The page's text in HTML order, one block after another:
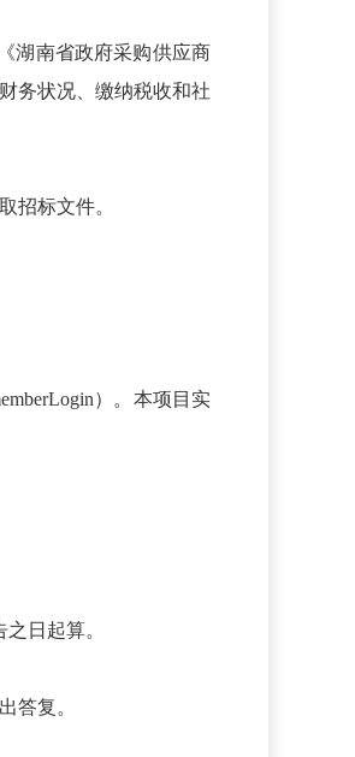
湖南省政府采购供应商
务状况、缴纳税收和社
招标文件。
）。本项目实
日起算。
答复。